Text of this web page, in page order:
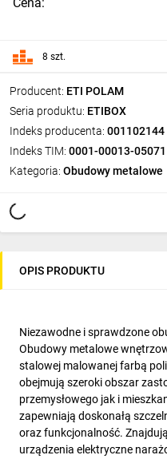
Producent: ETI POLAM
Seria produktu: ETIBOX
Indeks producenta: 001102144
Indeks TIM: 0001-00013-05071
Kategoria: Obudowy metalowe
8 szt.
OPIS PRODUKTU
Niezawodne i sprawdzone
Obudowy metalowe
stalowej malowanej farbą
obejmują szeroki obszar
przemysłowego jak i
zapewniają doskonałą
oraz funkcjonalność.
urządzenia elektryczne